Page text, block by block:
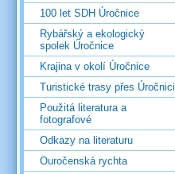
100 let SDH Úročnice
Rybářský a ekologický
spolek Úročnice
Krajina v okolí Úročnice
Turistické trasy přes Úročnici
Použitá literatura a
fotografové
Odkazy na literaturu
Ouročenská rychta